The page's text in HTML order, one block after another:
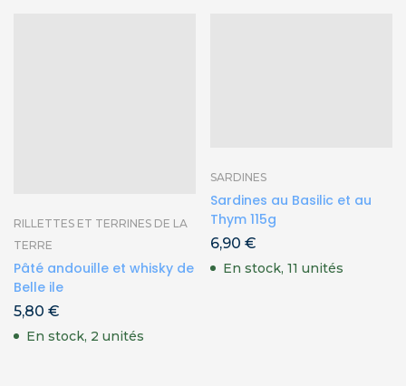
RILLETTES ET TERRINES DE LA
TERRE
Pâté andouille et whisky de
Belle ile
5,80 €
En stock, 2 unités
SARDINES
Sardines au Basilic et au
Thym 115g
6,90 €
En stock, 11 unités